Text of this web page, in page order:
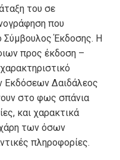
του σε
που
Σύμβουλος Έκδοσης. Η
προς έκδοση –
Εκδόσεων Δαιδάλεος
στο φως σπάνια
και χαρακτικά
των όσων
πληροφορίες.